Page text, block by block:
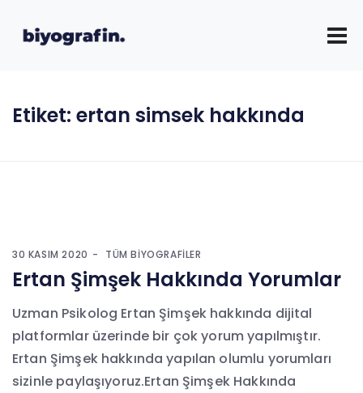
Etiket: ertan simsek hakkında
30 KASIM 2020 TÜM BIYOGRAFILER
Ertan Şimşek Hakkında Yorumlar
Uzman Psikolog Ertan Şimşek hakkında dijital
platformlar üzerinde bir çok yorum yapılmıştır.
Ertan Şimşek hakkında yapılan olumlu yorumları
sizinle paylaşıyoruz.Ertan Şimşek Hakkında